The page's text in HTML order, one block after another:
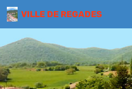
VILLE DE REGADES